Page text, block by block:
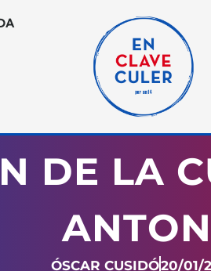
DE LA
ÓSCAR CUSIDÓ20/01/